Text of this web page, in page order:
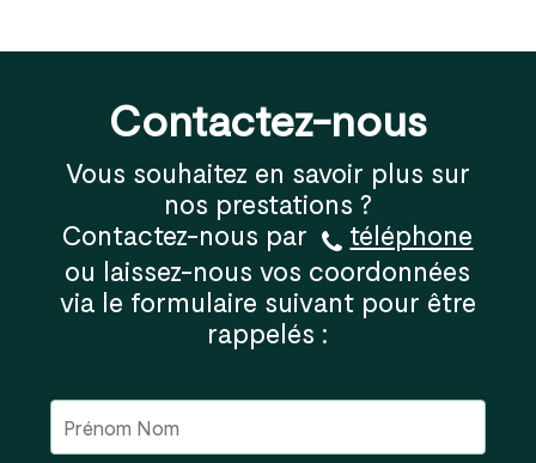
Contactez-nous
Vous souhaitez en savoir plus sur
nos prestations ?
Contactez-nous par
téléphone
ou laissez-nous vos coordonnées
via le formulaire suivant pour être
rappelés :